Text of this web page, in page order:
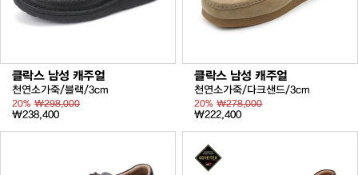
클락스 남성 캐주얼
천연소가죽/블랙/3cm
20% ₩298,000
₩238,400
클락스 남성 캐주얼
천연소가죽/다크샌드/3cm
20%₩278,000
₩222,400